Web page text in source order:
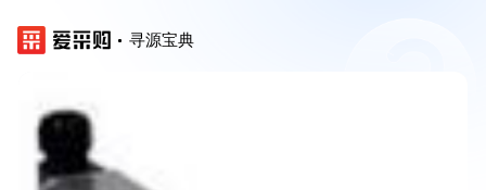
寻源宝典